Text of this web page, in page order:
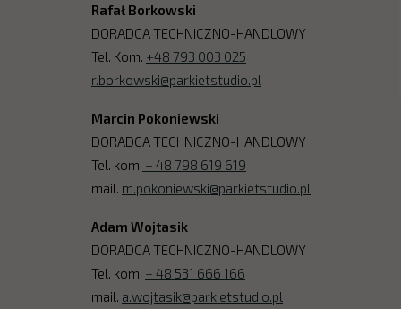
Rafał Borkowski
DORADCA TECHNICZNO-HANDLOWY
Tel. Kom. +48 793 003 025
r.borkowski@parkietstudio.pl
Marcin Pokoniewski
DORADCA TECHNICZNO-HANDLOWY
Tel. kom. + 48 798 619 619
mail. m.pokoniewski@parkietstudio.pl
Adam Wojtasik
DORADCA TECHNICZNO-HANDLOWY
Tel. kom. + 48 531 666 166
mail. a.wojtasik@parkietstudio.pl